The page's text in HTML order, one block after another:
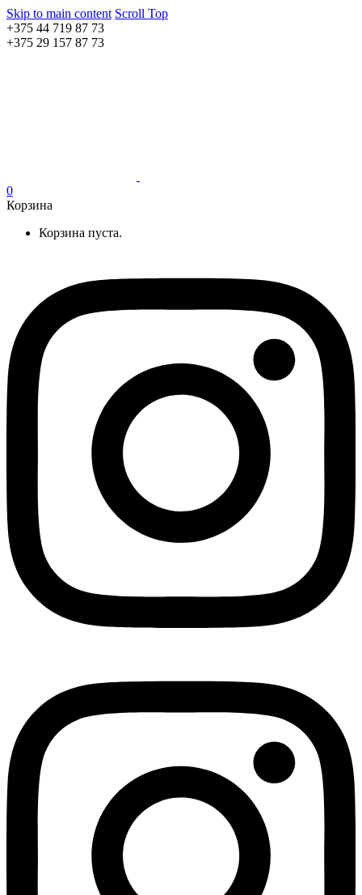
Skip to main content Scroll Top
+375 44 719 87 73
+375 29 157 87 73
0
Корзина
Корзина пуста.